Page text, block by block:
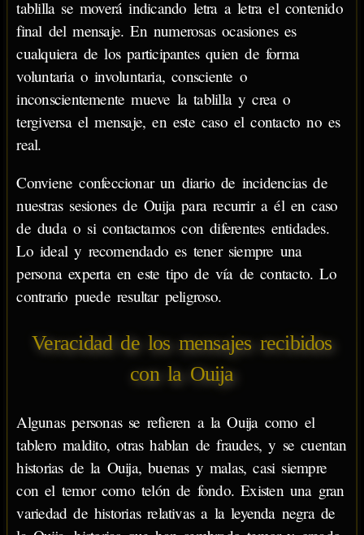
tablilla se moverá indicando letra a letra el contenido
final del mensaje. En numerosas ocasiones es
cualquiera de los participantes quien de forma
voluntaria o involuntaria, consciente o
inconscientemente mueve la tablilla y crea o
tergiversa el mensaje, en este caso el contacto no es
real.
Conviene confeccionar un diario de incidencias de
nuestras sesiones de Ouija para recurrir a él en caso
de duda o si contactamos con diferentes entidades.
Lo ideal y recomendado es tener siempre una
persona experta en este tipo de vía de contacto. Lo
contrario puede resultar peligroso.
Veracidad de los mensajes recibidos
con la Ouija
Algunas personas se refieren a la Ouija como el
tablero maldito, otras hablan de fraudes, y se cuentan
historias de la Ouija, buenas y malas, casi siempre
con el temor como telón de fondo. Existen una gran
variedad de historias relativas a la leyenda negra de